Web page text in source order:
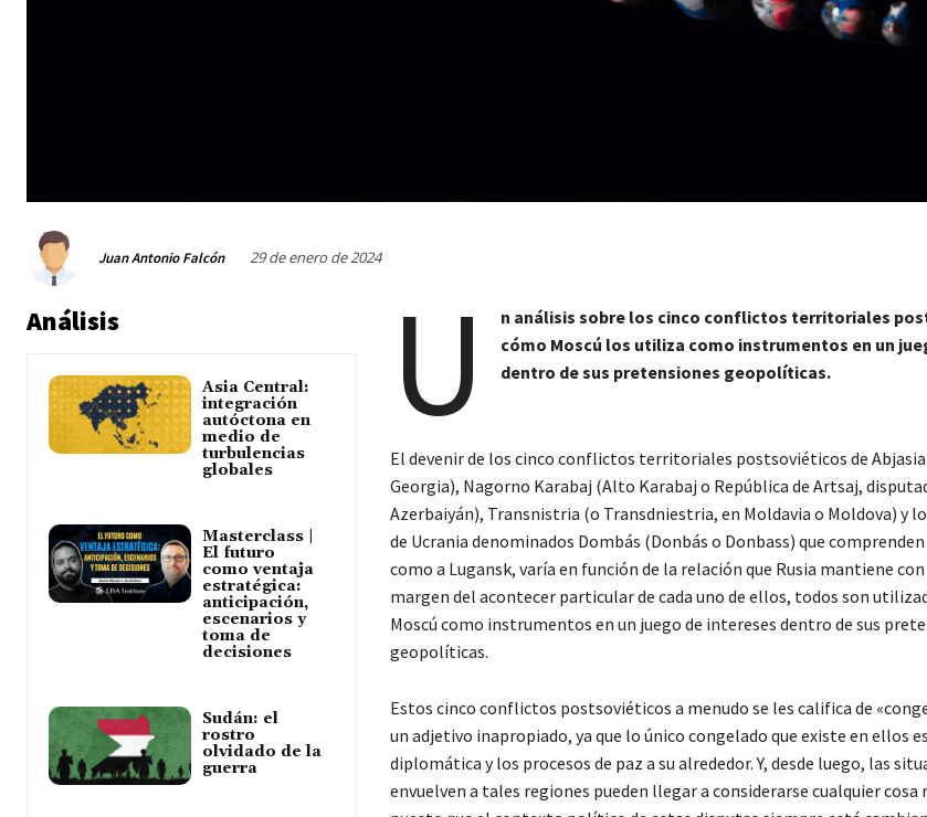
Juan Antonio Falcón 29 de enero de 2024
Análisis
Asia Central:
integración
autóctona en
medio de
turbulencias
globales
Masterclass |
El futuro
como ventaja
estratégica:
anticipación,
escenarios y
toma de
decisiones
Sudán: el
rostro
olvidado de la
guerra
U
n análisis sobre los cinco conflictos territoriales
cómo Moscú los utiliza como instrumentos en un
dentro de sus pretensiones geopolíticas.
El devenir de los cinco conflictos territoriales postsoviéticos de Abjasia
Georgia), Nagorno Karabaj (Alto Karabaj o República de Artsaj,
Azerbaiyán), Transnistria (o Transdniestria, en Moldavia o Moldova) y
de Ucrania denominados Dombás (Donbás o Donbass) que
como a Lugansk, varía en función de la relación que Rusia mantiene
margen del acontecer particular de cada uno de ellos, todos son
Moscú como instrumentos en un juego de intereses dentro de sus
geopolíticas.
Estos cinco conflictos postsoviéticos a menudo se les califica de
un adjetivo inapropiado, ya que lo único congelado que existe en ellos
diplomática y los procesos de paz a su alrededor. Y, desde luego, las
envuelven a tales regiones pueden llegar a considerarse cualquier cosa